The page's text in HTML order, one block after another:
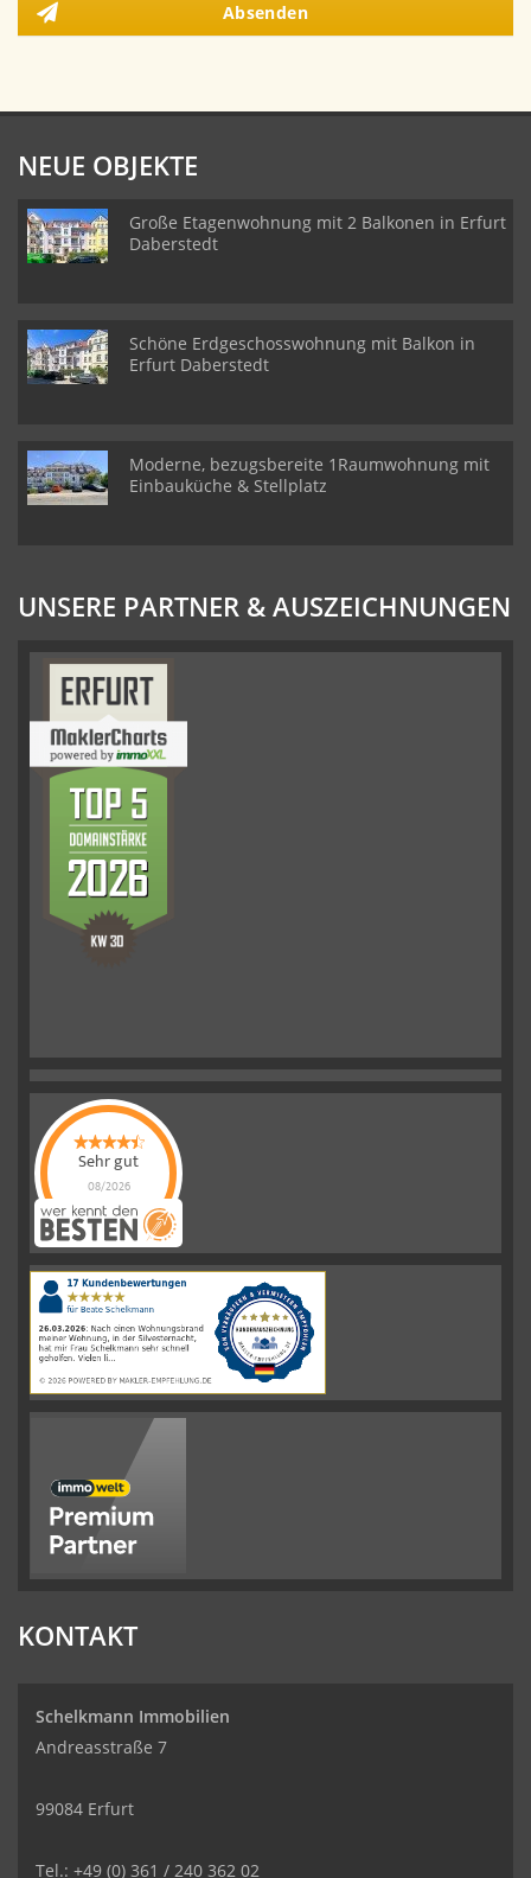
Absenden
NEUE OBJEKTE
Große Etagenwohnung mit 2 Balkonen in Erfurt
Daberstedt
Schöne Erdgeschosswohnung mit Balkon in
Erfurt Daberstedt
Moderne, bezugsbereite 1Raumwohnung mit
Einbauküche & Stellplatz
UNSERE PARTNER & AUSZEICHNUNGEN
Sehr gut
08/2026
Schelkmann
Immobilienhat
|110Schelkmann
ImmobilienBewertungen
auf
werkenntdenBESTEN.de
KONTAKT
Schelkmann Immobilien
Andreasstraße 7
99084 Erfurt
Tel.: +49 (0) 361 / 240 362 02